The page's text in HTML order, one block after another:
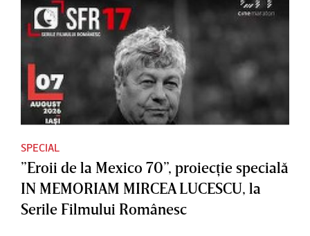
SPECIAL
”Eroii de la Mexico 70”, proiecţie specială
IN MEMORIAM MIRCEA LUCESCU, la
Serile Filmului Românesc